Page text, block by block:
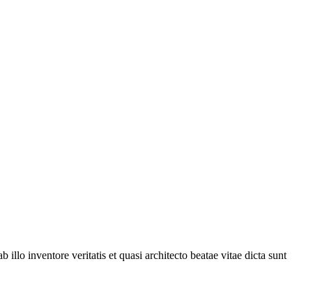
illo inventore veritatis et quasi architecto beatae vitae dicta sunt